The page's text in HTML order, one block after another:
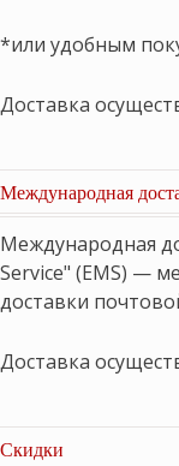
*или удобным
Доставка
Международная
Международная
Service" (EMS) —
доставки
Доставка
Скидки